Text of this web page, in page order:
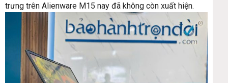
trưng trên Alienware M15 nay đã không còn xuất hiện.